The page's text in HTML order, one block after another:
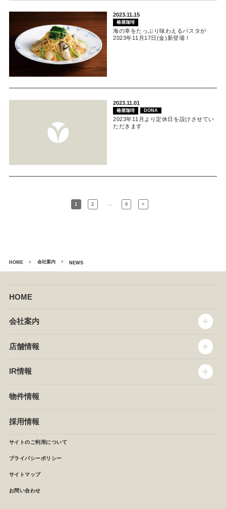
2023.11.15
椿屋珈琲
海の幸をたっぷり味わえるパスタが
2023年11月17日(金)新登場！
2023.11.01
椿屋珈琲 DONA
2023年11月より定休日を設けさせてい
ただきます
1 2 … 9 >
HOME 会社案内 NEWS
HOME
会社案内
企業情報
セントラルキッチン
NEWS
店舗情報
椿屋珈琲
イタリアンダイニングDONA
店舗検索
IR情報
IRニュース
月次報告
決算短信
株主の皆様へ
よくあるご質問 (株主優待制度)
物件情報
採用情報
サイトのご利用について
プライバシーポリシー
サイトマップ
お問い合わせ